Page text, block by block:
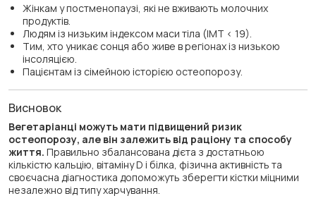
Жінкам у постменопаузі, які не вживають молочних
продуктів.
Людям із низьким індексом маси тіла (ІМТ < 19).
Тим, хто уникає сонця або живе в регіонах із низькою
інсоляцією.
Пацієнтам із сімейною історією остеопорозу.
Висновок
Вегетаріанці можуть мати підвищений ризик
остеопорозу, але він залежить від раціону та способу
життя. Правильно збалансована дієта з достатньою
кількістю кальцію, вітаміну D і білка, фізична активність та
своєчасна діагностика допоможуть зберегти кістки міцними
незалежно від типу харчування.